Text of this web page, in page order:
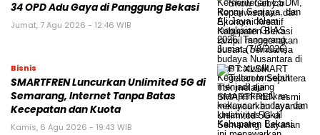
34 OPD Adu Gaya di Panggung Bekasi
Jumat, 7 Agu 2026 - 12:46 WIB
Bisnis
SMARTFREN Luncurkan Unlimited 5G di
Semarang, Internet Tanpa Batas
Kecepatan dan Kuota
Kamis, 6 Agu 2026 - 19:43 WIB